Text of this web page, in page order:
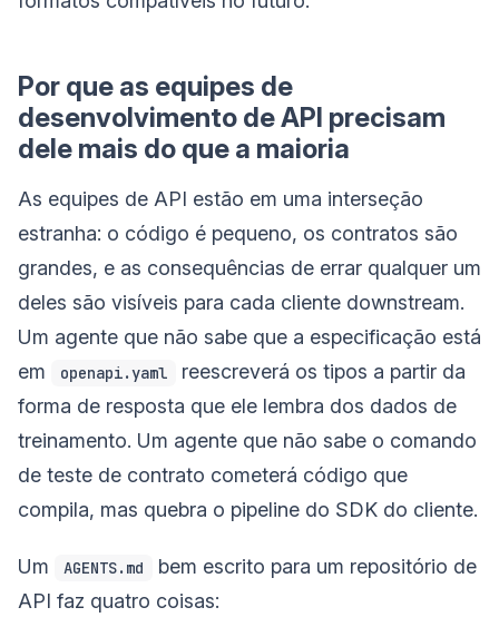
Por que as equipes de
desenvolvimento de API precisam
dele mais do que a maioria
As equipes de API estão em uma interseção
estranha: o código é pequeno, os contratos são
grandes, e as consequências de errar qualquer um
deles são visíveis para cada cliente downstream.
Um agente que não sabe que a especificação está
em
openapi.yaml
reescreverá os tipos a partir da
forma de resposta que ele lembra dos dados de
treinamento. Um agente que não sabe o comando
de teste de contrato cometerá código que
compila, mas quebra o pipeline do SDK do cliente.
Um AGENTS.md
bem escrito para um repositório de
API faz quatro coisas: